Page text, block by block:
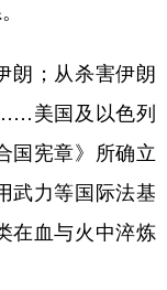
；从杀害伊朗
美国及以色列
国宪章》所确立
武力等国际法基
在血与火中淬炼